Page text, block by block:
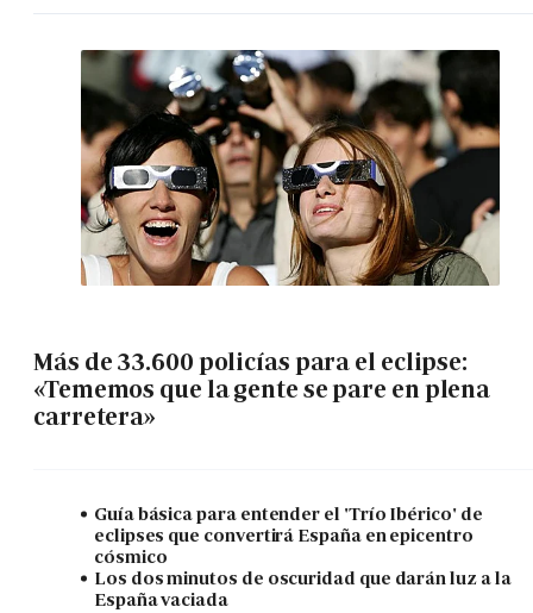
Más de 33.600 policías para el eclipse:
«Tememos que la gente se pare en plena
carretera»
Guía básica para entender el 'Trío Ibérico' de
eclipses que convertirá España en epicentro
cósmico
Los dos minutos de oscuridad que darán luz a la
España vaciada